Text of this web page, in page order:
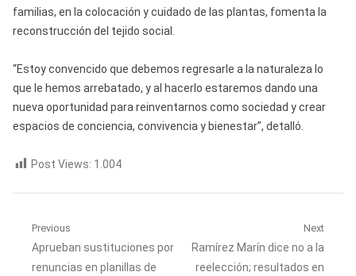
familias, en la colocación y cuidado de las plantas, fomenta la
reconstrucción del tejido social.
“Estoy convencido que debemos regresarle a la naturaleza lo
que le hemos arrebatado, y al hacerlo estaremos dando una
nueva oportunidad para reinventarnos como sociedad y crear
espacios de conciencia, convivencia y bienestar”, detalló.
Post Views: 1.004
Navegación
de
Previous
Previous
post:
Aprueban sustituciones por
renuncias en planillas de
Next
Next
post:
Ramírez Marín dice no a la
reelección; resultados en